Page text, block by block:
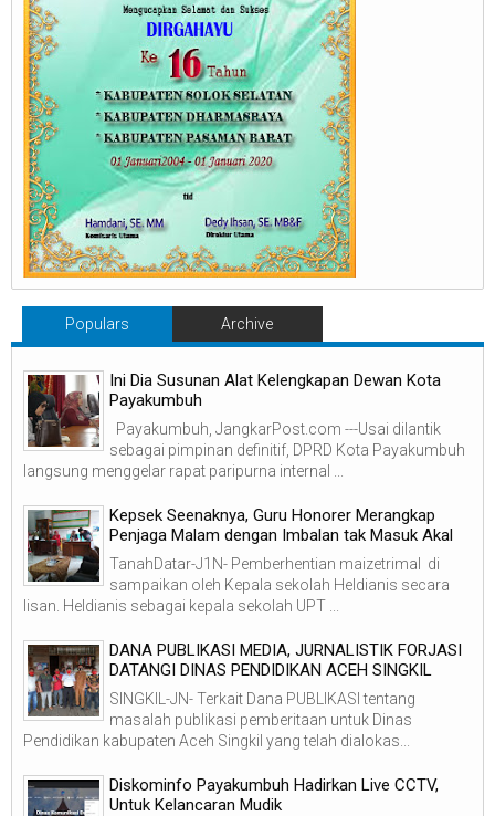
Populars Archive
Ini Dia Susunan Alat Kelengkapan Dewan Kota
Payakumbuh
Payakumbuh, JangkarPost.com ---Usai dilantik
sebagai pimpinan definitif, DPRD Kota Payakumbuh
langsung menggelar rapat paripurna internal ...
Kepsek Seenaknya, Guru Honorer Merangkap
Penjaga Malam dengan Imbalan tak Masuk Akal
TanahDatar-J1N- Pemberhentian maizetrimal di
sampaikan oleh Kepala sekolah Heldianis secara
lisan. Heldianis sebagai kepala sekolah UPT ...
DANA PUBLIKASI MEDIA, JURNALISTIK FORJASI
DATANGI DINAS PENDIDIKAN ACEH SINGKIL
SINGKIL-JN- Terkait Dana PUBLIKASI tentang
masalah publikasi pemberitaan untuk Dinas
Pendidikan kabupaten Aceh Singkil yang telah dialokas...
Diskominfo Payakumbuh Hadirkan Live CCTV,
Untuk Kelancaran Mudik